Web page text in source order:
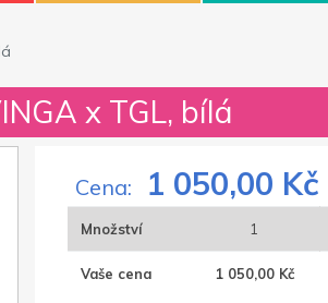
x TGL, bílá
Cena: 1 050,00 Kč
Množství 1
Vaše cena 1 050,00 Kč